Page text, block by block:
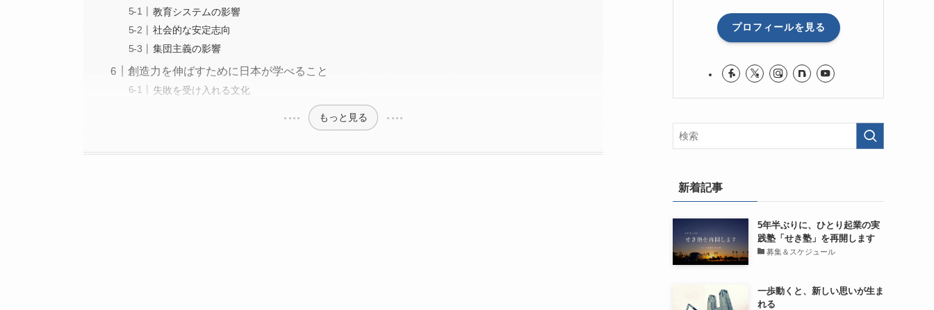
教育システムの影響
社会的な安定志向
集団主義の影響
創造力を伸ばすために日本が学べること
失敗を受け入れる文化
もっと見る
プロフィールを見る
新着記事
5年半ぶりに、ひとり起業の実
践塾「せき塾」を再開します
募集＆スケジュール
一歩動くと、新しい思いが生ま
れる